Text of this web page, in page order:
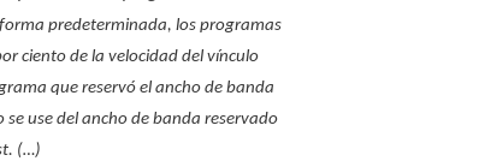
predeterminada, los programas
ciento de la velocidad del vínculo
que reservó el ancho de banda
use del ancho de banda reservado
(…)